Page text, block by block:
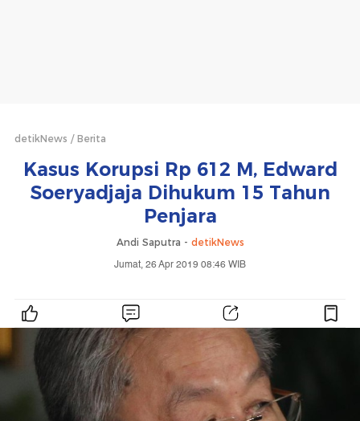
detikNews Berita
Kasus Korupsi Rp 612 M, Edward
Soeryadjaja Dihukum 15 Tahun
Penjara
Andi Saputra - detikNews
Jumat, 26 Apr 2019 08:46 WIB